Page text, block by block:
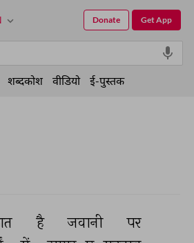
है जवानी
पर
Get App
Donate
शब्दकोश वीडियो ई-पुस्तक